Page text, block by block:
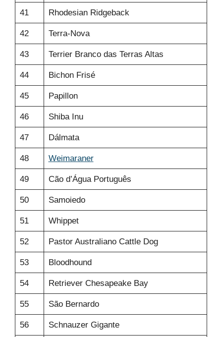
41 Rhodesian Ridgeback
42 Terra-Nova
43 Terrier Branco das Terras Altas
44 Bichon Frisé
45 Papillon
46 Shiba Inu
47 Dálmata
48 Weimaraner
49 Cão d’Água Português
50 Samoiedo
51 Whippet
52 Pastor Australiano Cattle Dog
53 Bloodhound
54 Retriever Chesapeake Bay
55 São Bernardo
56 Schnauzer Gigante